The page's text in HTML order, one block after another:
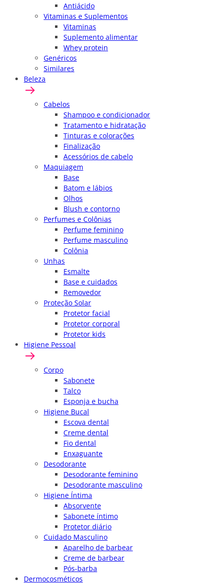
Antiácido
Vitaminas e Suplementos
Vitaminas
Suplemento alimentar
Whey protein
Genéricos
Similares
Beleza
Cabelos
Shampoo e condicionador
Tratamento e hidratação
Tinturas e colorações
Finalização
Acessórios de cabelo
Maquiagem
Base
Batom e lábios
Olhos
Blush e contorno
Perfumes e Colônias
Perfume feminino
Perfume masculino
Colônia
Unhas
Esmalte
Base e cuidados
Removedor
Proteção Solar
Protetor facial
Protetor corporal
Protetor kids
Higiene Pessoal
Corpo
Sabonete
Talco
Esponja e bucha
Higiene Bucal
Escova dental
Creme dental
Fio dental
Enxaguante
Desodorante
Desodorante feminino
Desodorante masculino
Higiene Íntima
Absorvente
Sabonete íntimo
Protetor diário
Cuidado Masculino
Aparelho de barbear
Creme de barbear
Pós-barba
Dermocosméticos